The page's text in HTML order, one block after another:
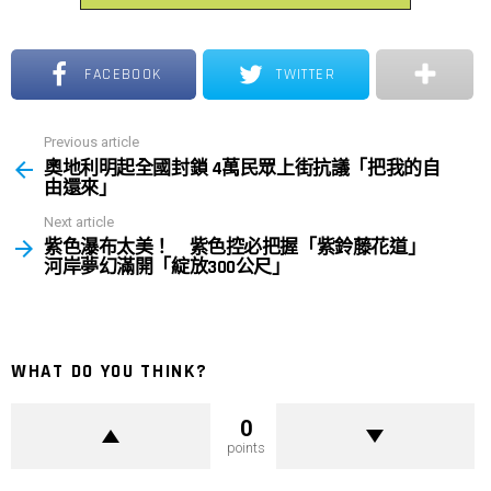
FACEBOOK TWITTER
more
Previous article
奧地利明起全國封鎖 4萬民眾上街抗議「把我的自
由還來」
Next article
紫色瀑布太美！ 紫色控必把握「紫鈴藤花道」
河岸夢幻滿開「綻放300公尺」
WHAT DO YOU THINK?
0
points